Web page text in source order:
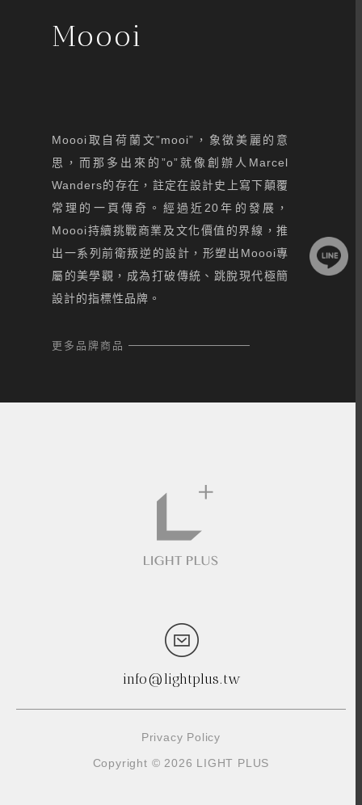
Moooi
Moooi取自荷蘭文”mooi”，象徵美麗的意
思，而那多出來的”o”就像創辦人Marcel
Wanders的存在，註定在設計史上寫下顛覆
常理的一頁傳奇。經過近20年的發展，
Moooi持續挑戰商業及文化價值的界線，推
出一系列前衛叛逆的設計，形塑出Moooi專
屬的美學觀，成為打破傳統、跳脫現代極簡
設計的指標性品牌。
更多品牌商品
info@lightplus.tw
Privacy Policy
Copyright © 2026 LIGHT PLUS